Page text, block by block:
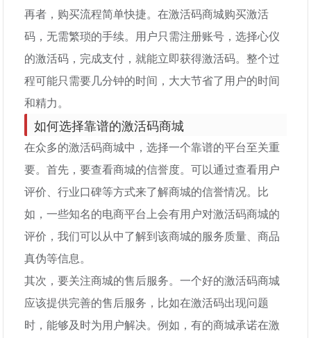
再者，购买流程简单快捷。在激活码商城购买激活
码，无需繁琐的手续。用户只需注册账号，选择心仪
的激活码，完成支付，就能立即获得激活码。整个过
程可能只需要几分钟的时间，大大节省了用户的时间
和精力。
如何选择靠谱的激活码商城
在众多的激活码商城中，选择一个靠谱的平台至关重
要。首先，要查看商城的信誉度。可以通过查看用户
评价、行业口碑等方式来了解商城的信誉情况。比
如，一些知名的电商平台上会有用户对激活码商城的
评价，我们可以从中了解到该商城的服务质量、商品
真伪等信息。
其次，要关注商城的售后服务。一个好的激活码商城
应该提供完善的售后服务，比如在激活码出现问题
时，能够及时为用户解决。例如，有的商城承诺在激